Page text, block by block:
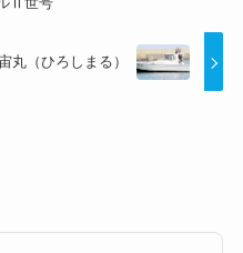
丸（ひろしまる）